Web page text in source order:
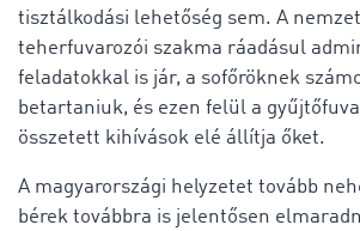
tisztálkodási lehetőség sem. A
teherfuvarozói szakma ráadásul
feladatokkal is jár, a sofőröknek
betartaniuk, és ezen felül a
összetett kihívások elé állítja őket.
A magyarországi helyzetet tovább
bérek továbbra is jelentősen